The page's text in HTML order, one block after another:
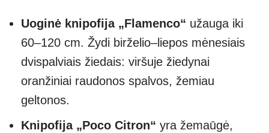
Uoginė knipofija „Flamenco“ užauga iki
60–120 cm. Žydi birželio–liepos mėnesiais
dvispalviais žiedais: viršuje žiedynai
oranžiniai raudonos spalvos, žemiau
geltonos.
Knipofija „Poco Citron“ yra žemaūgė,